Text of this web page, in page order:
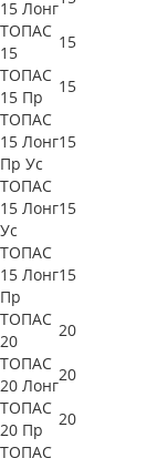
15 Лонг
ТОПАС
15
15
ТОПАС
15 Пр
15
ТОПАС
15 Лонг
Пр Ус
15
ТОПАС
15 Лонг
Ус
15
ТОПАС
15 Лонг
Пр
15
ТОПАС
20
20
ТОПАС
20 Лонг
20
ТОПАС
20 Пр
20
ТОПАС